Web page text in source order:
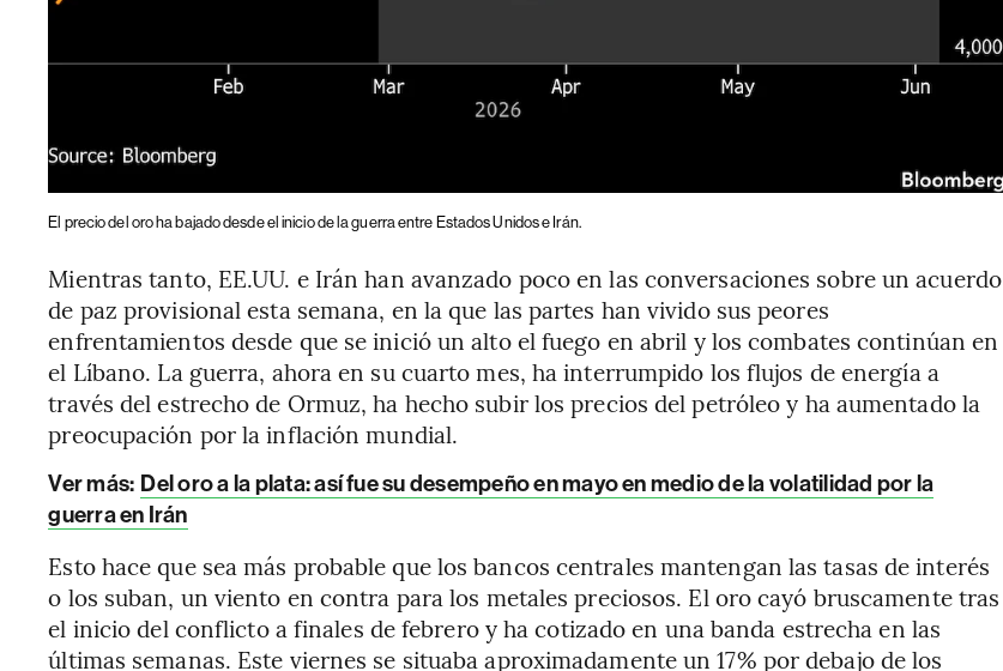
El precio del oro ha bajado desde el inicio de la guerra entre Estados Unidos e Irán.
Mientras tanto, EE.UU. e Irán han avanzado poco en las conversaciones sobre un acuerdo
de paz provisional esta semana, en la que las partes han vivido sus peores
enfrentamientos desde que se inició un alto el fuego en abril y los combates continúan en
el Líbano. La guerra, ahora en su cuarto mes, ha interrumpido los flujos de energía a
través del estrecho de Ormuz, ha hecho subir los precios del petróleo y ha aumentado la
preocupación por la inflación mundial.
Ver más: Del oro a la plata: así fue su desempeño en mayo en medio de la volatilidad por la
guerra en Irán
Esto hace que sea más probable que los bancos centrales mantengan las tasas de interés
o los suban, un viento en contra para los metales preciosos. El oro cayó bruscamente tras
el inicio del conflicto a finales de febrero y ha cotizado en una banda estrecha en las
últimas semanas. Este viernes se situaba aproximadamente un 17% por debajo de los